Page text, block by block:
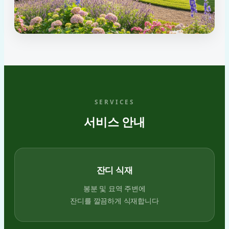
SERVICES
서비스 안내
잔디 식재
봉분 및 묘역 주변에
잔디를 깔끔하게 식재합니다